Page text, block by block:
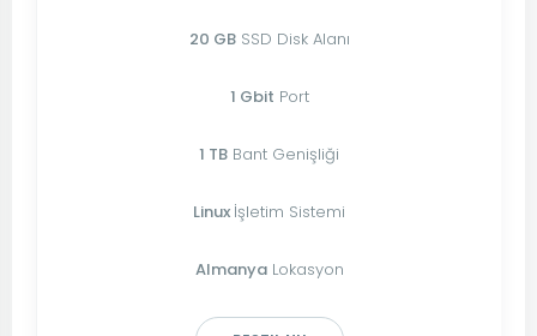
20 GBSSD Disk Alanı
1 Gbit Port
1 TB Bant Genişliği
Linux İşletim Sistemi
AlmanyaLokasyon